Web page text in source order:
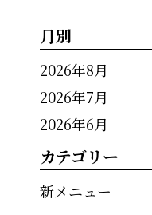
月別
2026年8月
2026年7月
2026年6月
カテゴリー
新メニュー